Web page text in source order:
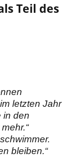
Teil des
letzten Jahr
in den
bleiben.“